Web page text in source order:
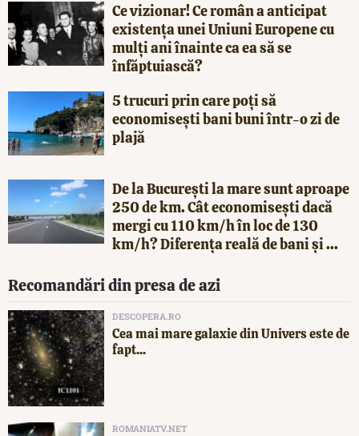
Ce vizionar! Ce român a anticipat
existența unei Uniuni Europene cu
mulți ani înainte ca ea să se
înfăptuiască?
5 trucuri prin care poți să
economisești bani buni într-o zi de
plajă
De la București la mare sunt aproape
250 de km. Cât economisești dacă
mergi cu 110 km/h în loc de 130
km/h? Diferența reală de bani și ...
Recomandări din presa de azi
DESCOPERA.RO
Cea mai mare galaxie din Univers este de
fapt...
ROMANIATV.NET